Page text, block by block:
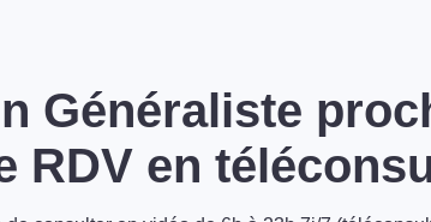
Généraliste
RDV en